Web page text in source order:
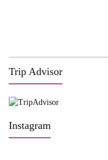
Trip Advisor
Instagram